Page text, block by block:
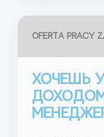
OFERTA PRACY
ХОЧЕШЬ
ДОХОДОМ